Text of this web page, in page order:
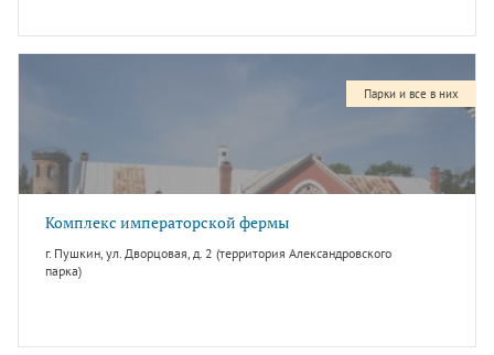
Парки и все в них
Комплекс императорской фермы
г. Пушкин, ул. Дворцовая, д. 2 (территория Александровского
парка)